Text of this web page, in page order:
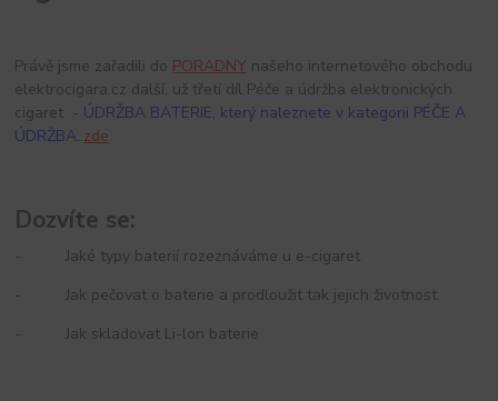
Právě jsme zařadili do PORADNY našeho internetového obchodu
elektrocigara.cz další, už třetí díl Péče a údržba elektronických
cigaret - ÚDRŽBA BATERIE, který naleznete v kategorii PÉČE A
ÚDRŽBA..zde.
Dozvíte se:
- Jaké typy baterií rozeznáváme u e-cigaret
- Jak pečovat o baterie a prodloužit tak jejich životnost
- Jak skladovat Li-lon baterie